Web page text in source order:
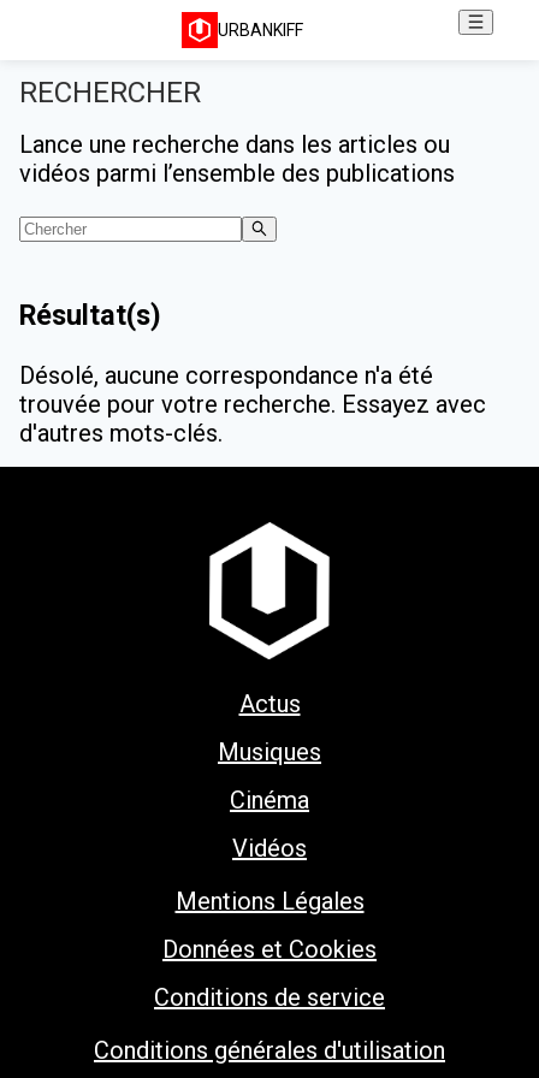
URBANKIFF
RECHERCHER
Lance une recherche dans les articles ou
vidéos parmi l’ensemble des publications
Résultat(s)
Désolé, aucune correspondance n'a été
trouvée pour votre recherche. Essayez avec
d'autres mots-clés.
Actus
Musiques
Cinéma
Vidéos
Mentions Légales
Données et Cookies
Conditions de service
Conditions générales d'utilisation